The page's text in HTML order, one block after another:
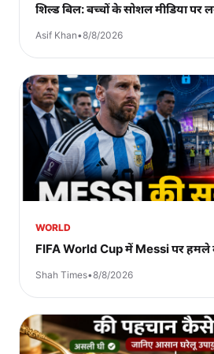
शिल्ड बिल: बच्चों के सोशल मीडिया पर
Asif Khan•8/8/2026
WORLD
FIFA World Cup में Messi पर हमले
Shah Times•8/8/2026